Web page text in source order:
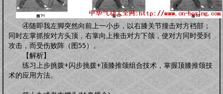
④随即我左脚突然向前上一小步，以右膝关节撞击对方裆部；
同时左掌抓按对方头顶，右掌向上推击对方下颌，使对方同时受到
攻击，而受伤败阵（图55）。
【解析】
练习上步挑拨+闪步挑拨+顶膝推颌组合技术，掌握顶膝推颌技
术的应用方法。